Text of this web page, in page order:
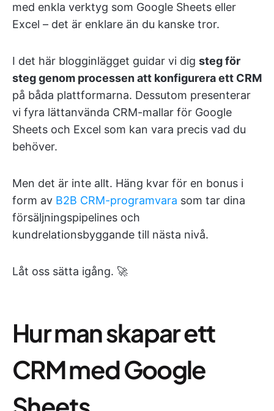
med enkla verktyg som Google Sheets eller
Excel – det är enklare än du kanske tror.
I det här blogginlägget guidar vi dig steg för
steg genom processen att konfigurera ett CRM
på båda plattformarna. Dessutom presenterar
vi fyra lättanvända CRM-mallar för Google
Sheets och Excel som kan vara precis vad du
behöver.
Men det är inte allt. Häng kvar för en bonus i
form av B2B CRM-programvara som tar dina
försäljningspipelines och
kundrelationsbyggande till nästa nivå.
Låt oss sätta igång. 🚀
Hur man skapar ett
CRM med Google